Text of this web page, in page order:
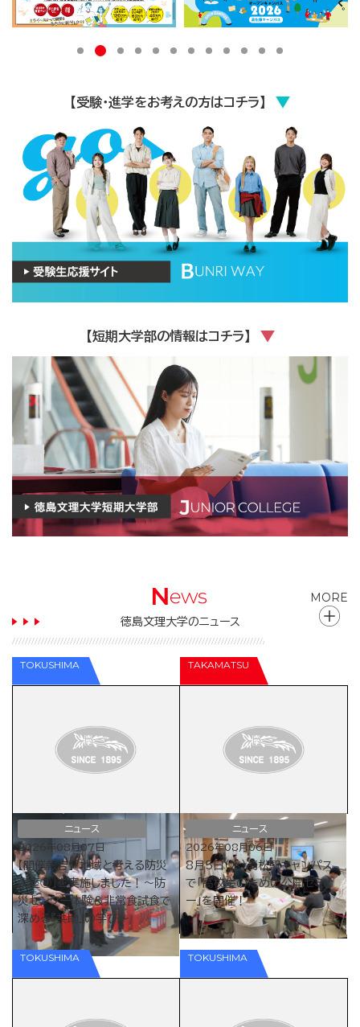
1 2 3 4 5 6 7 8 9
1
1
1
【受験・進学をお考えの方はコチラ】
【短期大学部の情報はコチラ】
徳島文理大学のニュース
MORE
ニュース
2026年08月07日
【開催報告】「地域と考える防災
講座⑨」を実施しました！〜防
災センター体験＆非常食試食で
深める『共助』の学び〜
ニュース
2026年08月06日
8月5日（水）高松駅キャンパス
で「高校生のための公開セミナ
ー」を開催！